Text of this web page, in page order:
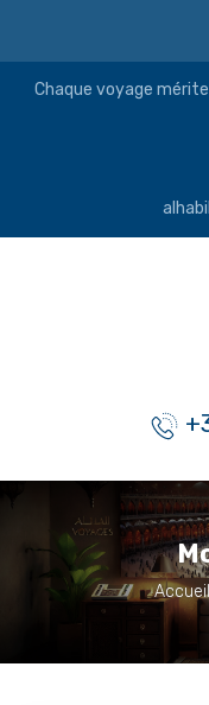
Chaque voyage
Accueil